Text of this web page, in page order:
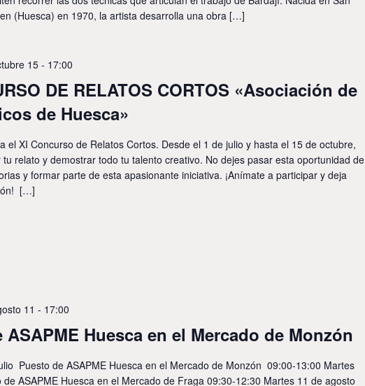
(Huesca) en 1970, la artista desarrolla una obra […]
DE RELATOS CORTOS «Asociación de
de Huesca»
15 - 17:00
el XI Concurso de Relatos Cortos. Desde el 1 de julio y hasta el 15 de octubre,
relato y demostrar todo tu talento creativo. No dejes pasar esta oportunidad de
y formar parte de esta apasionante iniciativa. ¡Anímate a participar y deja
[…]
ASAPME Huesca en el Mercado de Monzón
11 - 17:00
Puesto de ASAPME Huesca en el Mercado de Monzón 09:00-13:00 Martes
de ASAPME Huesca en el Mercado de Fraga 09:30-12:30 Martes 11 de agosto